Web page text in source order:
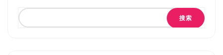
搜索